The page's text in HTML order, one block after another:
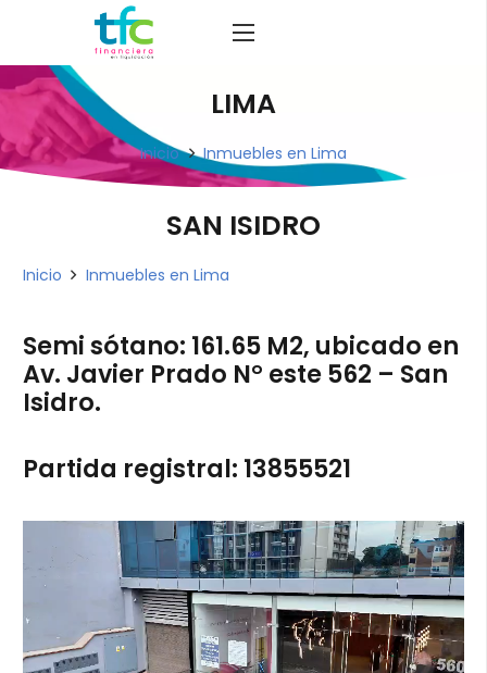
LIMA
Inicio Inmuebles en Lima
SAN ISIDRO
Inicio Inmuebles en Lima
Semi sótano: 161.65 M2, ubicado en
Av. Javier Prado N° este 562 – San
Isidro.
Partida registral: 13855521